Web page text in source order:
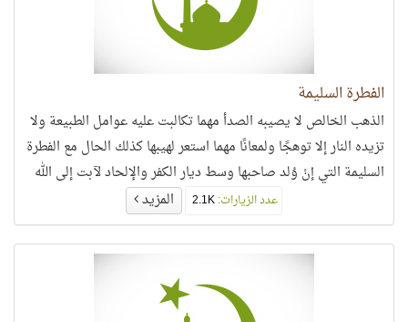
الفطرة السليمة
الذهب الخالص لا يصيبه الصدأ مهما تكالبت عليه عوامل الطبيعة ولا
تزيده النار إلا توهجًا ولمعانًا مهما استعر لهيبها كذلك الحال مع الفطرة
السليمة التي إنْ وُلد صاحبها وسط ديار الكفر والإلحاد لآبت إلى الله
عدد الزيارات: المزيد